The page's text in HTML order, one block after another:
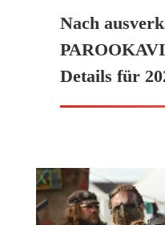
Nach
Details für